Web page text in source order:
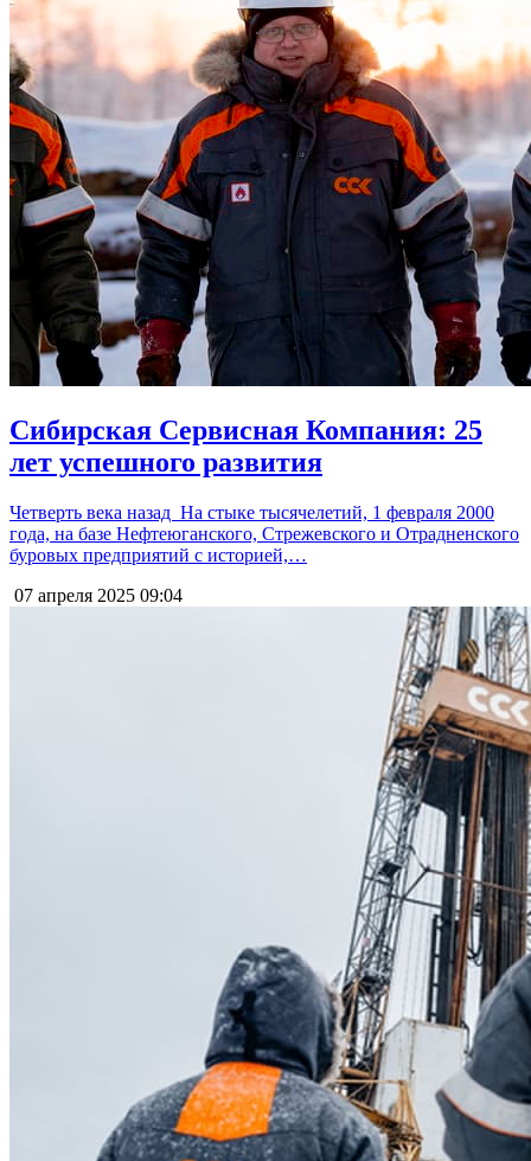
Сибирская Сервисная Компания: 25
лет успешного развития
Четверть века назад На стыке тысячелетий, 1 февраля 2000
года, на базе Нефтеюганского, Стрежевского и Отрадненского
буровых предприятий с историей,…
07 апреля 2025 09:04